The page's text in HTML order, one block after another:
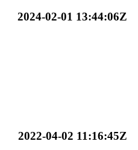
2024-02-01 13:44:06Z
2022-04-02 11:16:45Z